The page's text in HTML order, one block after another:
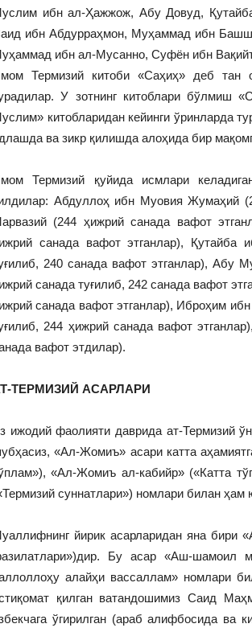
ибн ал-Ҳажжож, Абу Довуд,
ибн Абдурраҳмон, Муҳаммад ибн
ибн ал-Мусанно, Суфён ибн
Термизий китоби «Саҳиҳ» деб тан
У зотнинг китоблари бўлмиш
китобларидан кейинги ўринларда
ва зикр қилишда алоҳида бир
Термизий қуйида исмлари
Абдуллоҳ ибн Муовия Жумаҳий
(244 ҳижрий санада вафот
санада вафот этганлар),
240 санада вафот этганлар),
санада туғилиб, 242 санада вафот
санада вафот этганлар), Иброҳим
244 ҳижрий санада вафот
вафот этдилар).
ТЕРМИЗИЙ АСАРЛАРИ
ижодий фаолияти даврида ат-Термизий
«Ал-Жомиъ» асари катта
«Ал-Жомиъ ал-кабийр» («Катта
суннатлари») номлари билан ҳам
йирик асарларидан яна бири
Бу асар «Аш-шамоил
алайҳи вассаллам» номлари
қилган ватандошимиз Саид
ўгирилган (араб алифбосида ва